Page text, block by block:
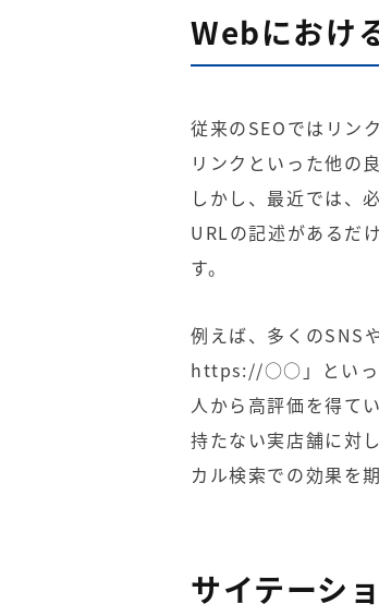
Webにおけ
従来のSEOではリン
リンクといった他の
しかし、最近では、
URLの記述があるだ
す。
例えば、多くのSNS
https://○○」といっ
人から高評価を得て
持たない実店舗に対
カル検索での効果を
サイテーシ